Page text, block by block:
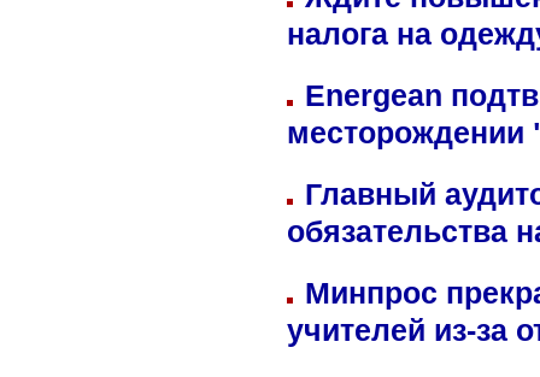
налога на
Energean
Главный
обязательства
Минпрос
учителей из-за